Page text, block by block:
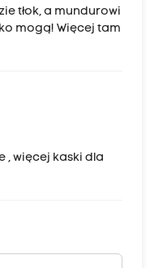
tłok, a mundurowi
mogą! Więcej tam
, więcej kaski dla